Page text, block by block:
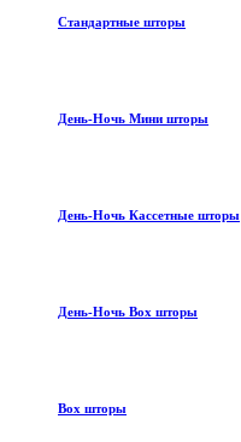
Стандартные шторы
День-Ночь Мини шторы
День-Ночь Кассетные шторы
День-Ночь Box шторы
Box шторы